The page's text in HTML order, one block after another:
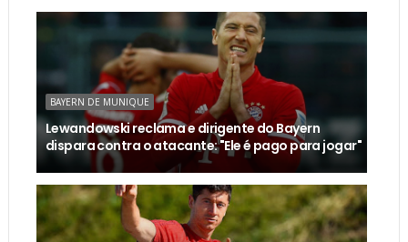
BAYERN DE MUNIQUE
Lewandowski reclama e dirigente do Bayern
dispara contra o atacante: "Ele é pago para jogar"